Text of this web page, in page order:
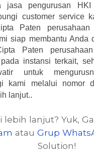
jasa pengurusan
customer service
Paten
siap membantu Anda
Paten
instansi terkait,
untuk
kami melalui nomor
lanjut..
lebih lanjut? Yuk,
atau Grup
Solution!